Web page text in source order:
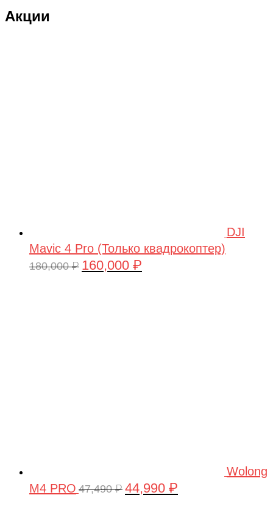
Акции
DJI
Mavic 4 Pro (Только квадрокоптер)
180,000₽ Первоначальная
160,000 ₽
Wolong
M4 PRO 47,490₽ Первоначальная
44,990 ₽